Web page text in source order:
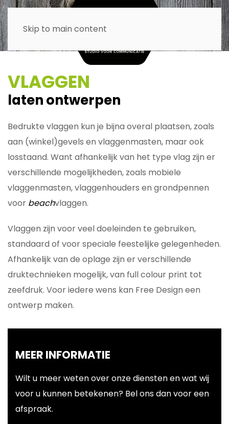
Skip to main content
VLAGGEN
laten ontwerpen
Bedrukte vlaggen kun je bijna overal plaatsen, zoals
aan (winkel)gevels en vlaggenmasten, maar ook
losstaand. Want afhankelijk van het type vlag zijn er
verschillende mogelijkheden, zoals mobiele
vlaggenmasten, vlaggenhouders en grondpennen
voor beachvlaggen.
Vlaggen zijn voor veel doeleinden te gebruiken,
standaard of voor speciale feestelijke gelegenheden.
Afhankelijk van de oplage zijn er verschillende
druktechnieken mogelijk, van full colour print tot
zeefdruk. Voor iedere wens kan Free Design een
ontwerp maken.
MEER INFORMATIE
Wilt u meer weten over onze diensten en wat wij
voor u kunnen betekenen? Bel ons dan voor een
afspraak.